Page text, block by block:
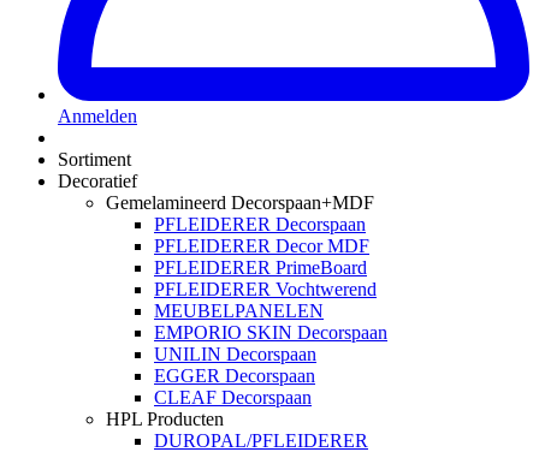
Anmelden
Sortiment
Decoratief
Gemelamineerd Decorspaan+MDF
PFLEIDERER Decorspaan
PFLEIDERER Decor MDF
PFLEIDERER PrimeBoard
PFLEIDERER Vochtwerend
MEUBELPANELEN
EMPORIO SKIN Decorspaan
UNILIN Decorspaan
EGGER Decorspaan
CLEAF Decorspaan
HPL Producten
DUROPAL/PFLEIDERER